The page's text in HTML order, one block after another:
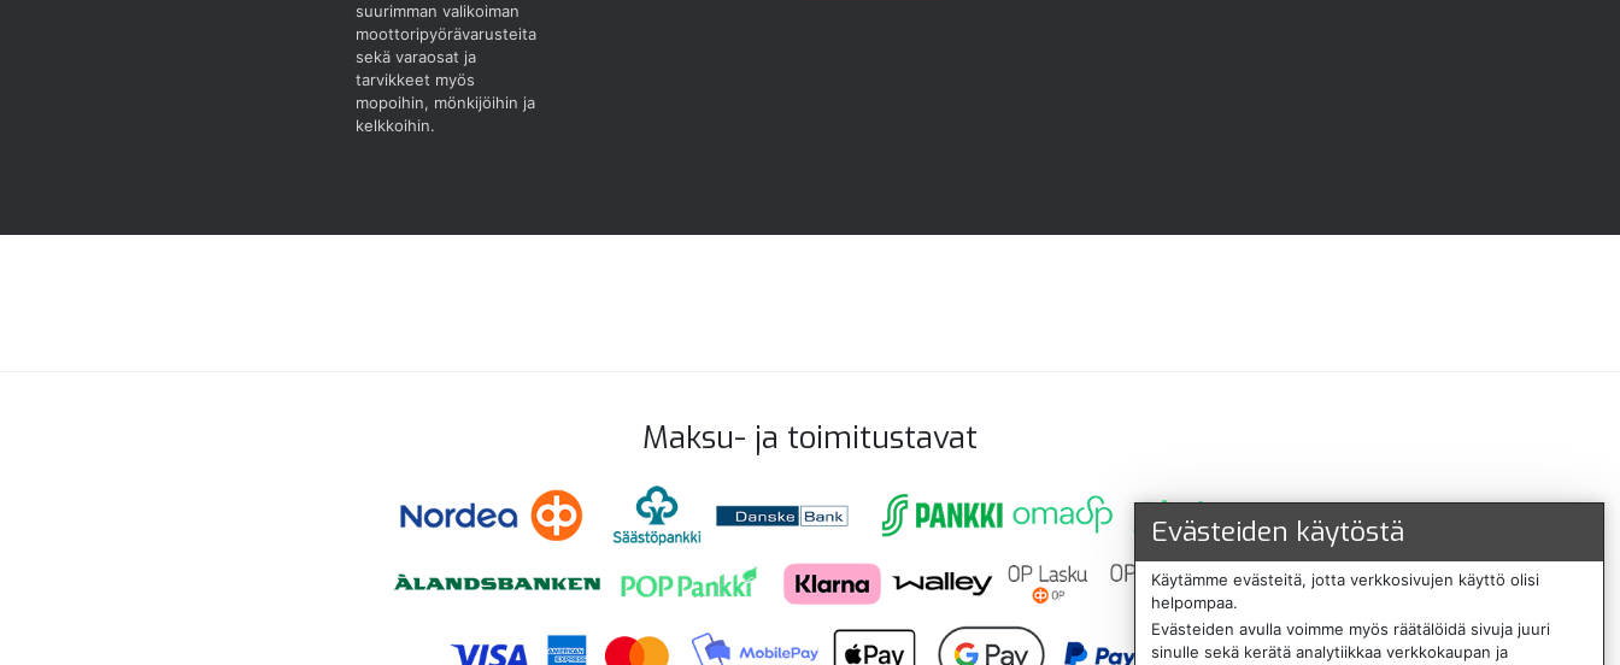
suurimman valikoiman
moottoripyörävarusteita
sekä varaosat ja
tarvikkeet myös
mopoihin, mönkijöihin ja
kelkkoihin.
Maksu- ja toimitustavat
Evästeiden käytöstä
Käytämme evästeitä, jotta verkkosivujen käyttö olisi
helpompaa.
Evästeiden avulla voimme myös räätälöidä sivuja juuri
sinulle sekä kerätä analytiikkaa verkkokaupan ja